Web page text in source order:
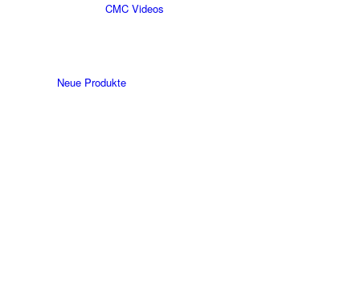
CMC Videos
Neue Produkte